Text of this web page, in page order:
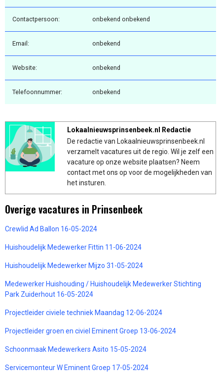
Contactpersoon: onbekend onbekend
Email: onbekend
Website: onbekend
Telefoonnummer: onbekend
Lokaalnieuwsprinsenbeek.nl Redactie
De redactie van Lokaalnieuwsprinsenbeek.nl
verzamelt vacatures uit de regio. Wil je zelf een
vacature op onze website plaatsen? Neem
contact met ons op voor de mogelijkheden van
het insturen.
Overige vacatures in Prinsenbeek
Crewlid Ad Ballon 16-05-2024
Huishoudelijk Medewerker Fittin 11-06-2024
Huishoudelijk Medewerker Mijzo 31-05-2024
Medewerker Huishouding / Huishoudelijk Medewerker Stichting
Park Zuiderhout 16-05-2024
Projectleider civiele techniek Maandag 12-06-2024
Projectleider groen en civiel Eminent Groep 13-06-2024
Schoonmaak Medewerkers Asito 15-05-2024
Servicemonteur W Eminent Groep 17-05-2024